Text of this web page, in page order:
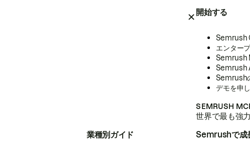
開始する
Semrush
エンター
Semrush
Semrush
Semrush
デモを申
SEMRUSH
世界で最も強
業種別ガイド Semrushで成